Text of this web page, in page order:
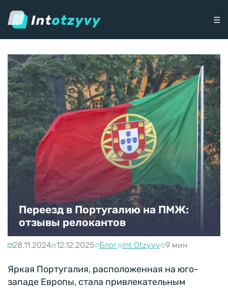
☰
Переезд в Португалию на ПМЖ:
отзывы релокантов
28.11.2024 12.12.2025 Блог Int Otzyvy 9 мин
Яркая Португалия, расположенная на юго-
западе Европы, стала привлекательным